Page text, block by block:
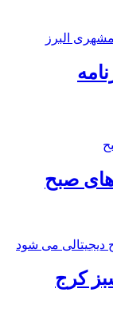
صبح
کرج